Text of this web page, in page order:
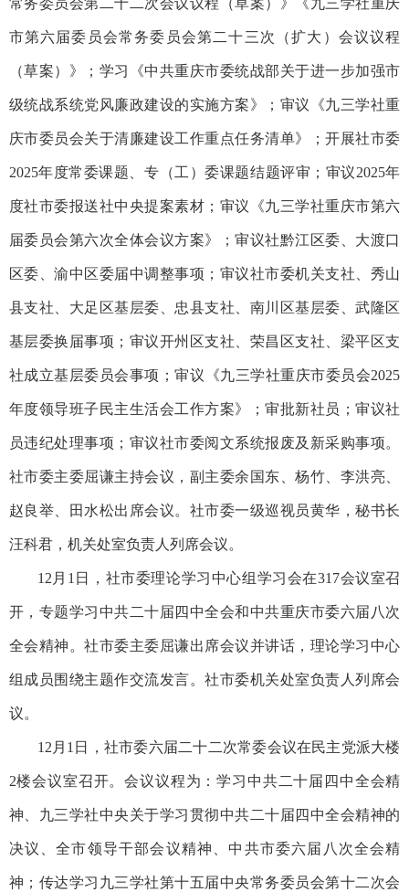
常务委员会第二十二次会议议程（草案）》《九三学社重庆
市第六届委员会常务委员会第二十三次（扩大）会议议程
（草案）》；学习《中共重庆市委统战部关于进一步加强市
级统战系统党风廉政建设的实施方案》；审议《九三学社重
庆市委员会关于清廉建设工作重点任务清单》；开展社市委
2025年度常委课题、专（工）委课题结题评审；审议2025年
度社市委报送社中央提案素材；审议《九三学社重庆市第六
届委员会第六次全体会议方案》；审议社黔江区委、大渡口
区委、渝中区委届中调整事项；审议社市委机关支社、秀山
县支社、大足区基层委、忠县支社、南川区基层委、武隆区
基层委换届事项；审议开州区支社、荣昌区支社、梁平区支
社成立基层委员会事项；审议《九三学社重庆市委员会2025
年度领导班子民主生活会工作方案》；审批新社员；审议社
员违纪处理事项；审议社市委阅文系统报废及新采购事项。
社市委主委屈谦主持会议，副主委余国东、杨竹、李洪亮、
赵良举、田水松出席会议。社市委一级巡视员黄华，秘书长
汪科君，机关处室负责人列席会议。
12月1日，社市委理论学习中心组学习会在317会议室召
开，专题学习中共二十届四中全会和中共重庆市委六届八次
全会精神。社市委主委屈谦出席会议并讲话，理论学习中心
组成员围绕主题作交流发言。社市委机关处室负责人列席会
议。
12月1日，社市委六届二十二次常委会议在民主党派大楼
2楼会议室召开。会议议程为：学习中共二十届四中全会精
神、九三学社中央关于学习贯彻中共二十届四中全会精神的
决议、全市领导干部会议精神、中共市委六届八次全会精
神；传达学习九三学社第十五届中央常务委员会第十二次会